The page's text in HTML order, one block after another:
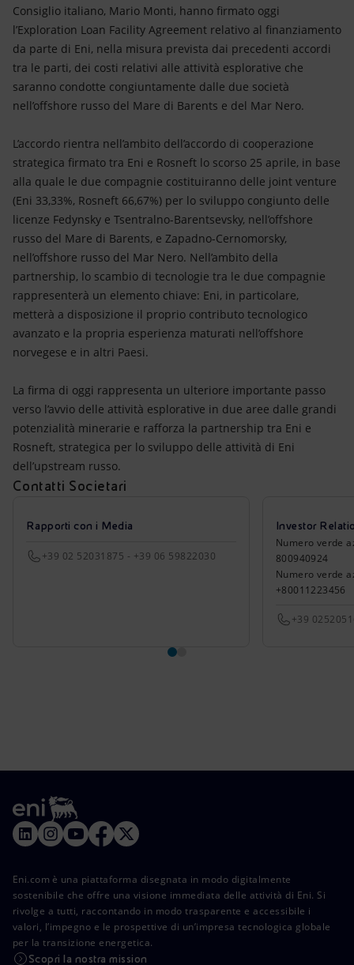
Consiglio italiano, Mario Monti, hanno firmato oggi
l’Exploration Loan Facility Agreement relativo al finanziamento
da parte di Eni, nella misura prevista dai precedenti accordi
tra le parti, dei costi relativi alle attività esplorative che
saranno condotte congiuntamente dalle due società
nell’offshore russo del Mare di Barents e del Mar Nero.
L’accordo rientra nell’ambito dell’accordo di cooperazione
strategica firmato tra Eni e Rosneft lo scorso 25 aprile, in base
alla quale le due compagnie costituiranno delle joint venture
(Eni 33,33%, Rosneft 66,67%) per lo sviluppo congiunto delle
licenze Fedynsky e Tsentralno-Barentsevsky, nell’offshore
russo del Mare di Barents, e Zapadno-Cernomorsky,
nell’offshore russo del Mar Nero. Nell’ambito della
partnership, lo scambio di tecnologie tra le due compagnie
rappresenterà un elemento chiave: Eni, in particolare,
metterà a disposizione il proprio contributo tecnologico
avanzato e la propria esperienza maturati nell’offshore
norvegese e in altri Paesi.
La firma di oggi rappresenta un ulteriore importante passo
verso l’avvio delle attività esplorative in due aree dalle grandi
potenzialità minerarie e rafforza la partnership tra Eni e
Rosneft, strategica per lo sviluppo delle attività di Eni
dell’upstream russo.
Contatti Societari
Rapporti con i Media
+39 02 52031875 - +39 06 59822030
Investor
Numero verde
800940924
Numero verde
+80011223456
+39
Eni.com è una piattaforma disegnata in modo digitalmente
sostenibile che offre una visione immediata delle attività di Eni. Si
rivolge a tutti, raccontando in modo trasparente e accessibile i
valori, l’impegno e le prospettive di un’impresa tecnologica globale
per la transizione energetica.
Scopri la nostra mission